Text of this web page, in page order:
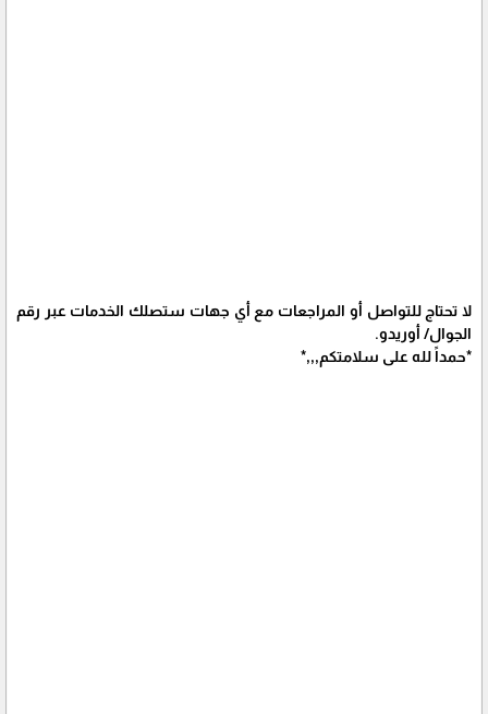
لا تحتاج للتواصل أو المراجعات مع أي جهات ستصلك الخدمات عبر رقم
الجوال/ أوريدو.
*حمداً لله على سلامتكم,,,*